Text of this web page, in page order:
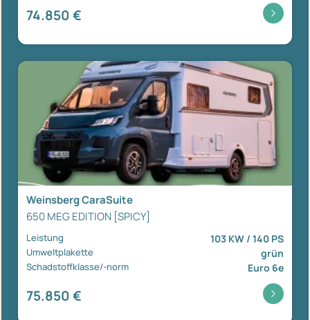
74.850 €
Weinsberg CaraSuite
650 MEG EDITION [SPICY]
Leistung 103 KW / 140 PS
Umweltplakette grün
Schadstoffklasse/-norm Euro 6e
75.850 €